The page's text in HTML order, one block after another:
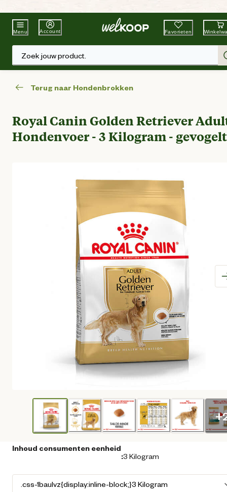
Beste WinkelketenTuin & Dier
Menu Account Favorieten
Zoek jouw product.
Terug naar Hondenbrokken
Royal Canin Golden Retriever
Hondenvoer - 3 Kilogram -
+
Inhoud consumenten eenheid
:3 Kilogram